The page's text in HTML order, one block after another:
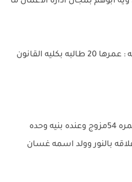
بكليه القانون
الاخ الوسطاني ماجد عمره 54مزوج وعنده بنيه وحده
بالنور وولد اسمه غسان